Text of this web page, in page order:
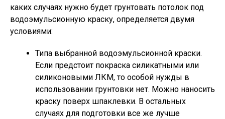
каких случаях нужно будет грунтовать потолок под
водоэмульсионную краску, определяется двумя
условиями:
Типа выбранной водоэмульсионной краски.
Если предстоит покраска силикатными или
силиконовыми ЛКМ, то особой нужды в
использовании грунтовки нет. Можно наносить
краску поверх шпаклевки. В остальных
случаях для подготовки все же лучше